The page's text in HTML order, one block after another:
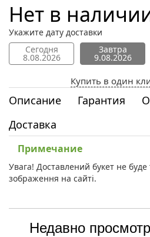
Нет в
Укажите дату доставки
Сегодня
8.08.2026
Завтра
9.08.2026
Купить в один
Описание Гарантия
Доставка
Примечание
Увага! Доставлений букет не
зображення на сайті.
Недавно